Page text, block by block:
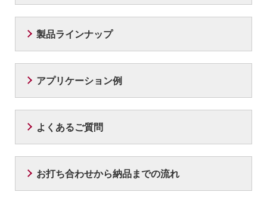
製品ラインナップ
アプリケーション例
よくあるご質問
お打ち合わせから納品までの流れ